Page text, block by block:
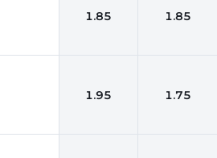
1.85 1.85
1.95 1.75